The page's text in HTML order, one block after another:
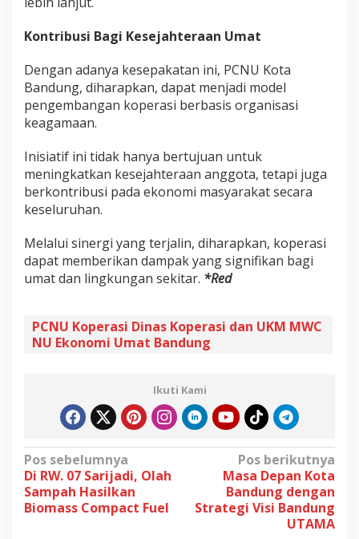
Kontribusi Bagi Kesejahteraan Umat
Dengan adanya kesepakatan ini, PCNU Kota
Bandung, diharapkan, dapat menjadi model
pengembangan koperasi berbasis organisasi
keagamaan.
Inisiatif ini tidak hanya bertujuan untuk
meningkatkan kesejahteraan anggota, tetapi juga
berkontribusi pada ekonomi masyarakat secara
keseluruhan.
Melalui sinergi yang terjalin, diharapkan, koperasi
dapat memberikan dampak yang signifikan bagi
umat dan lingkungan sekitar. *Red
PCNU Koperasi Dinas Koperasi dan UKM MWC
NU Ekonomi Umat Bandung
Ikuti Kami
N
a
v
Pos sebelumnya
Di RW. 07 Sarijadi, Olah
Sampah Hasilkan
Biomass Compact Fuel
Pos berikutnya
Masa Depan Kota
Bandung dengan
Strategi Visi Bandung
UTAMA